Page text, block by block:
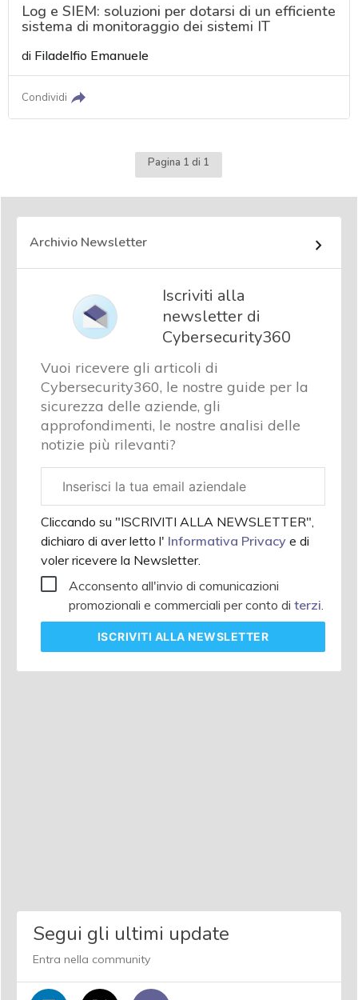
Log e SIEM: soluzioni per dotarsi di un efficiente
sistema di monitoraggio dei sistemi IT
di Filadelfio Emanuele
Condividi
Pagina 1 di 1
Archivio Newsletter
Iscriviti alla
newsletter di
Cybersecurity360
Vuoi ricevere gli articoli di
Cybersecurity360, le nostre guide per la
sicurezza delle aziende, gli
approfondimenti, le nostre analisi delle
notizie più rilevanti?
aziendale
Cliccando su "ISCRIVITI ALLA NEWSLETTER",
dichiaro di aver letto l' Informativa Privacy e di
voler ricevere la Newsletter.
Acconsento all'invio di comunicazioni
promozionali e commerciali per conto di terzi
ISCRIVITI ALLA NEWSLETTER
Segui gli ultimi update
Entra nella community